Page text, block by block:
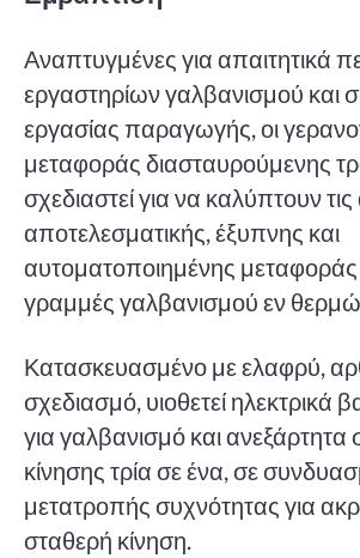
Αναπτυγμένες για απαιτητικά
εργαστηρίων γαλβανισμού και
εργασίας παραγωγής, οι
μεταφοράς διασταυρούμενης
σχεδιαστεί για να καλύπτουν τις
αποτελεσματικής, έξυπνης και
αυτοματοποιημένης
γραμμές γαλβανισμού εν
Κατασκευασμένο με ελαφρύ,
σχεδιασμό, υιοθετεί ηλεκτρικά
για γαλβανισμό και
κίνησης τρία σε ένα, σε
μετατροπής συχνότητας για
σταθερή κίνηση.